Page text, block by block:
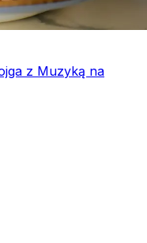
z Muzyką na